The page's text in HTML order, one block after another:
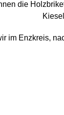
die
im Enzkreis,